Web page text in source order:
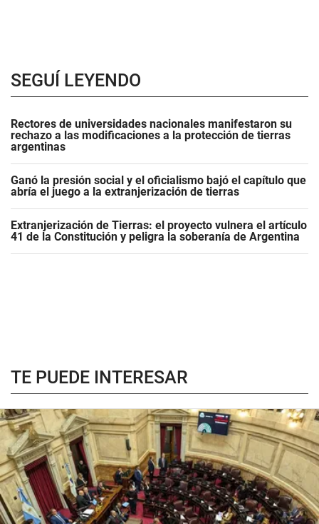
SEGUÍ LEYENDO
Rectores de universidades nacionales manifestaron su
rechazo a las modificaciones a la protección de tierras
argentinas
Ganó la presión social y el oficialismo bajó el capítulo que
abría el juego a la extranjerización de tierras
Extranjerización de Tierras: el proyecto vulnera el artículo
41 de la Constitución y peligra la soberanía de Argentina
TE PUEDE INTERESAR